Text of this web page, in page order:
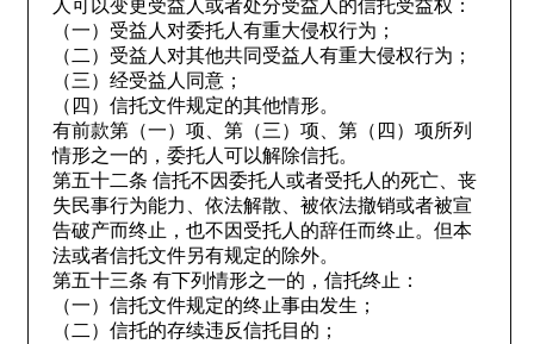
人可以变更受益人或者处分受益人的信托受益权：
（一）受益人对委托人有重大侵权行为；
（二）受益人对其他共同受益人有重大侵权行为；
（三）经受益人同意；
（四）信托文件规定的其他情形。
有前款第（一）项、第（三）项、第（四）项所列
情形之一的，委托人可以解除信托。
第五十二条 信托不因委托人或者受托人的死亡、丧
失民事行为能力、依法解散、被依法撤销或者被宣
告破产而终止，也不因受托人的辞任而终止。但本
法或者信托文件另有规定的除外。
第五十三条 有下列情形之一的，信托终止：
（一）信托文件规定的终止事由发生；
（二）信托的存续违反信托目的；